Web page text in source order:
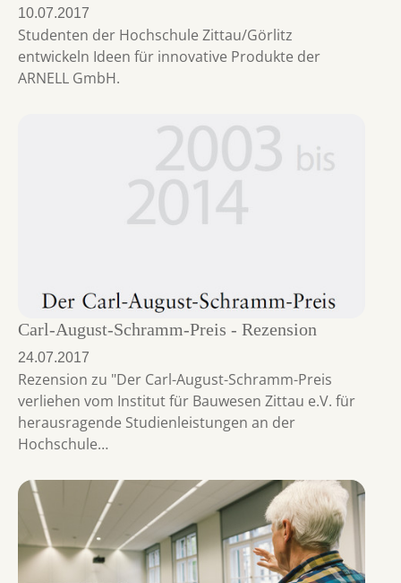
10.07.2017
Studenten der Hochschule Zittau/Görlitz
entwickeln Ideen für innovative Produkte der
ARNELL GmbH.
Carl-August-Schramm-Preis - Rezension
24.07.2017
Rezension zu "Der Carl-August-Schramm-Preis
verliehen vom Institut für Bauwesen Zittau e.V. für
herausragende Studienleistungen an der
Hochschule…